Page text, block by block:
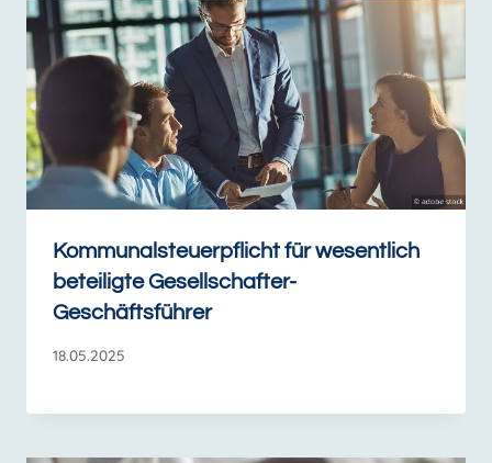
Kommunalsteuerpflicht für wesentlich
beteiligte Gesellschafter-
Geschäftsführer
18.05.2025